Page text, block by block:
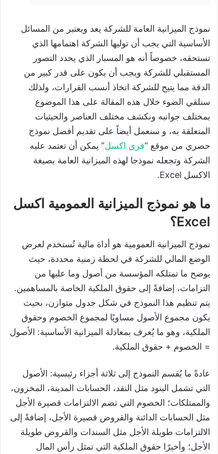
نموذج الميزانية العامة للشركة يعد ويعتبر من المسائل
الأساسية التي يجب أن توليها الشركة اهتمامها الذي
تستحقه، خصوصاً أنه هو المسبار الذي يحدد التصور
المستقبلي للشركة ويجب أن يكون على قدر كبير من
الدقة مما يتيح للشركة اتخاذ أنسب القرارات، ولذلك
سنلقي الضوء خلال هذه المقالة على هذا الموضوع
بمختلف جوانبه ونكشف مختلف العناصر والحيثيات
المتعلقة به، و سنعمل أيضاً على تقديم أفضل نموذج
حصري من موقع “فري اكسل” يمكن أن تعتمد عليه
الشركة وتجعله نموذجا لهذه الميزانية العامة بصيغة
الاكسل Excel.
ما هو نموذج الميزانية العمومية اكسل
Excel؟
نموذج الميزانية العمومية هو أداة مالية تُستخدم لعرض
الوضع المالي للشركة في لحظة زمنية محددة، حيث
يوضح ما تمتلكه المؤسسة من أصول وما عليها من
التزامات، إضافةً إلى حقوق الملكية الخاصة بالمساهمين.
يتم تنظيم هذا النموذج في شكل جدول متوازن، بحيث
يكون مجموع الأصول مساويًا لمجموع الخصوم وحقوق
الملكية، وهو ما يُعرف بمعادلة الميزانية الأساسية: الأصول
= الخصوم + حقوق الملكية.
عادةً ما يُقسم النموذج إلى ثلاثة أجزاء رئيسية: الأصول
التي تشمل البنود مثل النقد، الحسابات المدينة، المخزون،
والممتلكات؛ الخصوم التي تضم الالتزامات قصيرة الأجل
مثل الحسابات الدائنة والقروض قصيرة الأجل، إضافةً إلى
الالتزامات طويلة الأجل مثل السندات والقروض طويلة
الأجل؛ وأخيرًا حقوق الملكية التي تمثل رأس المال